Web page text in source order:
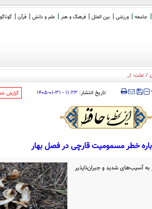
جامعه ورزشی بین الملل فرهنگ و هنر علم و دانش قرآن
علت: ایران
تاریخ انتشار: ۱۱:۲۳ - ۳۱-۰۱-۱۴۰۵ ‌گزارش
خطر مسمومیت قارچی در فصل بهار
آسیب‌های شدید و جبران‌ناپذیر